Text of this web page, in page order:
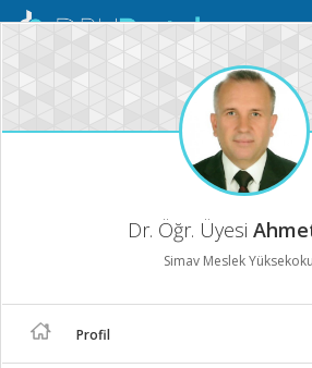
Dr. Öğr. Üyesi
Simav Meslek
Profil